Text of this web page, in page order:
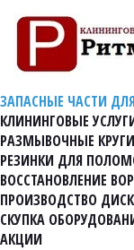
ЗАПАСНЫЕ ЧАСТИ
КЛИНИНГОВЫЕ
РАЗМЫВОЧНЫЕ
РЕЗИНКИ ДЛЯ
ВОССТАНОВЛЕНИЕ
ПРОИЗВОДСТВО
СКУПКА
АКЦИИ